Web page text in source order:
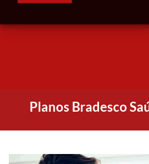
Planos Bradesco